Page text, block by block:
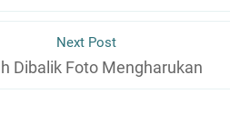
KARAKASANGHASABHA
Next Post
Dibalik Foto Mengharukan